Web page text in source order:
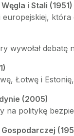
i Stali (1951)
która
wywołał debatę
Łotwę i
(2005)
na politykę